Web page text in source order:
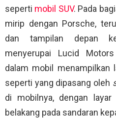
seperti mobil SUV. Pada
mirip dengan Porsche,
dan tampilan depan
menyerupai Lucid
dalam mobil menampilkan
seperti yang dipasang oleh
di mobilnya, dengan
belakang pada sandaran